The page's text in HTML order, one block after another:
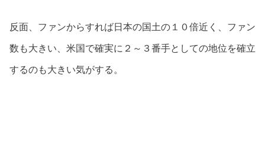
反面、ファンからすれば日本の国土の１０倍近く、ファン
数も大きい、米国で確実に２～３番手としての地位を確立
するのも大きい気がする。